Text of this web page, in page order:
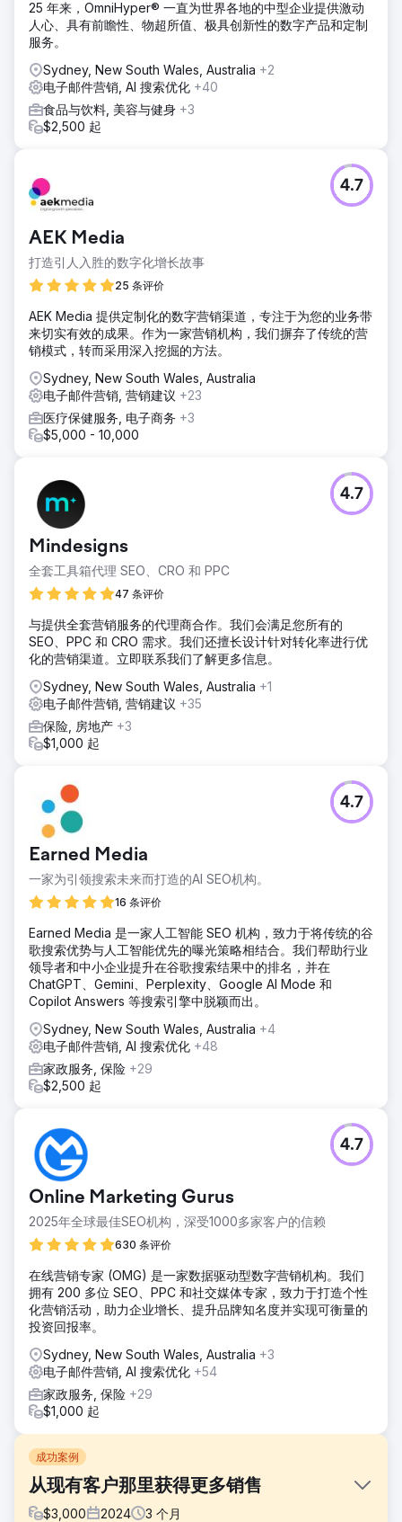
25 年来，OmniHyper® 一直为世界各地的中型企业提供激动
人心、具有前瞻性、物超所值、极具创新性的数字产品和定制
服务。
Sydney, New South Wales, Australia +2
电子邮件营销, AI 搜索优化 +40
食品与饮料, 美容与健身 +3
$2,500 起
AEK Media
打造引人入胜的数字化增长故事
25 条评价
4.7
AEK Media 提供定制化的数字营销渠道，专注于为您的业务带
来切实有效的成果。作为一家营销机构，我们摒弃了传统的营
销模式，转而采用深入挖掘的方法。
Sydney, New South Wales, Australia
电子邮件营销, 营销建议 +23
医疗保健服务, 电子商务 +3
$5,000 - 10,000
Mindesigns
全套工具箱代理 SEO、CRO 和 PPC
47 条评价
4.7
与提供全套营销服务的代理商合作。我们会满足您所有的
SEO、PPC 和 CRO 需求。我们还擅长设计针对转化率进行优
化的营销渠道。立即联系我们了解更多信息。
Sydney, New South Wales, Australia +1
电子邮件营销, 营销建议 +35
保险, 房地产 +3
$1,000 起
Earned Media
一家为引领搜索未来而打造的AI SEO机构。
16 条评价
4.7
Earned Media 是一家人工智能 SEO 机构，致力于将传统的谷
歌搜索优势与人工智能优先的曝光策略相结合。我们帮助行业
领导者和中小企业提升在谷歌搜索结果中的排名，并在
ChatGPT、Gemini、Perplexity、Google AI Mode 和
Copilot Answers 等搜索引擎中脱颖而出。
Sydney, New South Wales, Australia +4
电子邮件营销, AI 搜索优化 +48
家政服务, 保险 +29
$2,500 起
Online Marketing Gurus
2025年全球最佳SEO机构，深受1000多家客户的信赖
630 条评价
4.7
在线营销专家 (OMG) 是一家数据驱动型数字营销机构。我们
拥有 200 多位 SEO、PPC 和社交媒体专家，致力于打造个性
化营销活动，助力企业增长、提升品牌知名度并实现可衡量的
投资回报率。
Sydney, New South Wales, Australia +3
电子邮件营销, AI 搜索优化 +54
家政服务, 保险 +29
$1,000 起
成功案例
从现有客户那里获得更多销售
$3,000 2024 3 个月